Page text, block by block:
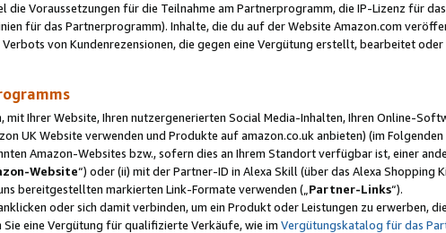
die Voraussetzungen für die Teilnahme am Partnerprogramm, die IP-Lizenz für
für das Partnerprogramm). Inhalte, die du auf der Website Amazon.com
von Kundenrezensionen, die gegen eine Vergütung erstellt, bearbeitet
mit Ihrer Website, Ihren nutzergenerierten Social Media-Inhalten, Ihren Online-
UK Website verwenden und Produkte auf amazon.co.uk anbieten) (im Folgenden
Amazon-Websites bzw., sofern dies an Ihrem Standort verfügbar ist, einer
Website“) oder (ii) mit der Partner-ID in Alexa Skill (über das Alexa Shopping
bereitgestellten markierten Link-Formate verwenden („ Partner-Links“).
oder sich damit verbinden, um ein Produkt oder Leistungen zu erwerben,
eine Vergütung für qualifizierte Verkäufe, wie im Vergütungskatalog für das